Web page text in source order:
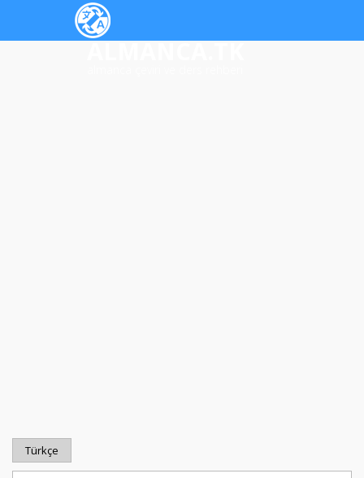
ALMANCA.TK
Türkçe